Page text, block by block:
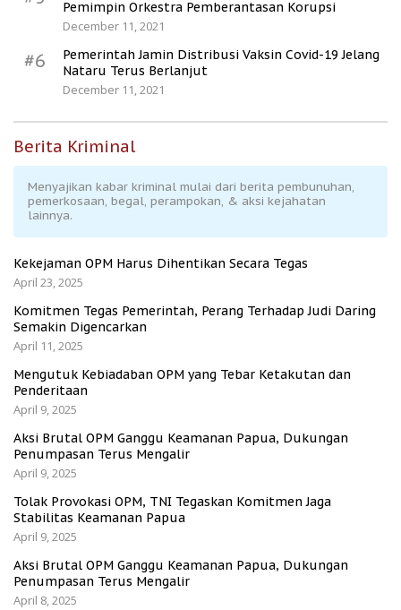
Pemimpin Orkestra Pemberantasan Korupsi
December 11, 2021
#6
Pemerintah Jamin Distribusi Vaksin Covid-19 Jelang
Nataru Terus Berlanjut
December 11, 2021
Berita Kriminal
Menyajikan kabar kriminal mulai dari berita pembunuhan,
pemerkosaan, begal, perampokan, & aksi kejahatan
lainnya.
Kekejaman OPM Harus Dihentikan Secara Tegas
April 23, 2025
Komitmen Tegas Pemerintah, Perang Terhadap Judi Daring
Semakin Digencarkan
April 11, 2025
Mengutuk Kebiadaban OPM yang Tebar Ketakutan dan
Penderitaan
April 9, 2025
Aksi Brutal OPM Ganggu Keamanan Papua, Dukungan
Penumpasan Terus Mengalir
April 9, 2025
Tolak Provokasi OPM, TNI Tegaskan Komitmen Jaga
Stabilitas Keamanan Papua
April 9, 2025
Aksi Brutal OPM Ganggu Keamanan Papua, Dukungan
Penumpasan Terus Mengalir
April 8, 2025